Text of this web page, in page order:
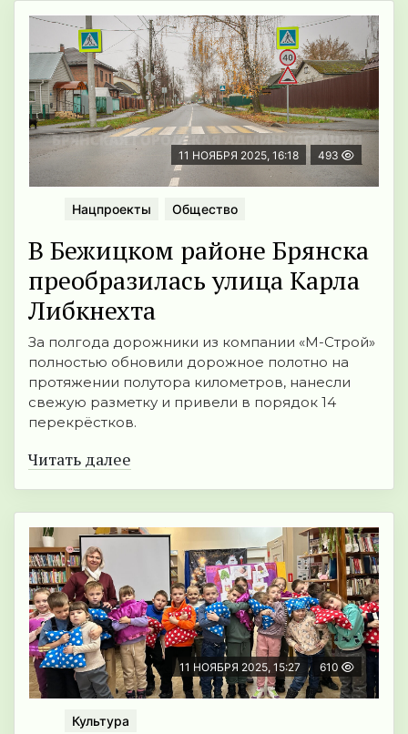
11 НОЯБРЯ 2025, 16:18 493
Нацпроекты Общество
В Бежицком районе Брянска
преобразилась улица Карла
Либкнехта
За полгода дорожники из компании «М-Строй»
полностью обновили дорожное полотно на
протяжении полутора километров, нанесли
свежую разметку и привели в порядок 14
перекрёстков.
Читать далее
11 НОЯБРЯ 2025, 15:27 610
Культура